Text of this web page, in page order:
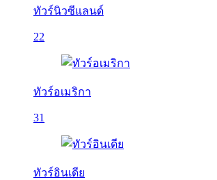
ทัวร์นิวซีแลนด์
22
ทัวร์อเมริกา
31
ทัวร์อินเดีย